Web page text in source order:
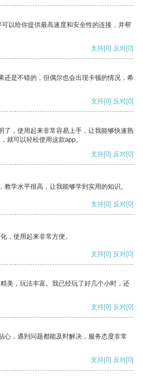
以给你提供最高速度和安全性的连接，并帮
支持[0] 反对[0]
还是不错的，但偶尔也会出现卡顿的情况，希
支持[0] 反对[0]
了，使用起来非常容易上手，让我能够快速熟
就可以轻松使用这款app。
支持[0] 反对[0]
教学水平很高，让我能够学到实用的知识。
支持[0] 反对[0]
，使用起来非常方便。
支持[0] 反对[0]
美，玩法丰富。我已经玩了好几个小时，还
支持[0] 反对[0]
心，遇到问题都能及时解决，服务态度非常
支持[0] 反对[0]